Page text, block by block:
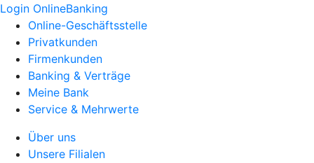
Login OnlineBanking
Online-Geschäftsstelle
Privatkunden
Firmenkunden
Banking & Verträge
Meine Bank
Service & Mehrwerte
Über uns
Unsere Filialen